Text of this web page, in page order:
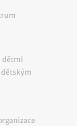
dětmi
dětským